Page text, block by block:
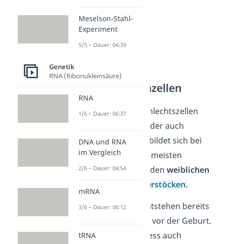
Weibliche Keimzellen
Die weiblichen Geschlechtszellen
oder auch
Makrogameten
. Sie bildet sich bei
den Frauen und den meisten
weiblichen Tieren in denweiblichen
Eierstöcken.
Weibliche Eizellen entstehen bereits
vor der Geburt.
Du nennst den Prozess auch
Meselson-Stahl-
Experiment
5/5 – Dauer: 04:39
Genetik
RNA (Ribonukleinsäure)
RNA
1/6 – Dauer: 06:37
DNA und RNA
im Vergleich
2/6 – Dauer: 04:54
mRNA
3/6 – Dauer: 06:12
tRNA